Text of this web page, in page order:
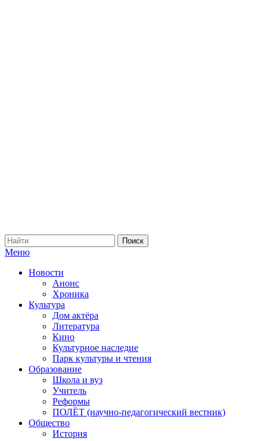
Меню
Новости
Анонс
Хроника
Культура
Дом актёра
Литература
Кино
Культурное наследие
Парк культуры и чтения
Образование
Школа и вуз
Учитель
Реформы
ПОЛЁТ (научно-педагогический вестник)
Общество
История